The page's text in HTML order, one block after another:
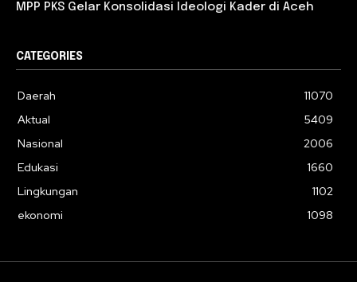
MPP PKS Gelar Konsolidasi Ideologi Kader di Aceh
CATEGORIES
Daerah
11070
Aktual
5409
Nasional
2006
Edukasi
1660
Lingkungan
1102
ekonomi
1098